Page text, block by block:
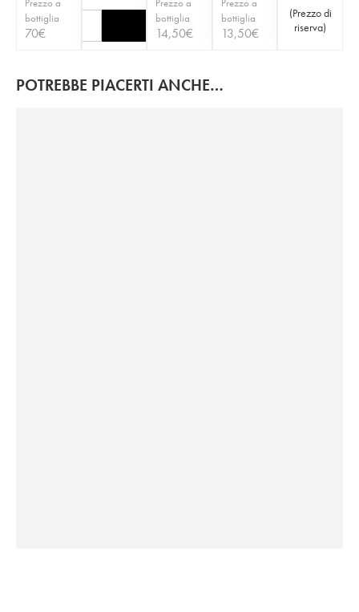
bottiglia
70€
bottiglia
14,50€
bottiglia
13,50€
(Prezzo di
riserva)
POTREBBE PIACERTI ANCHE…